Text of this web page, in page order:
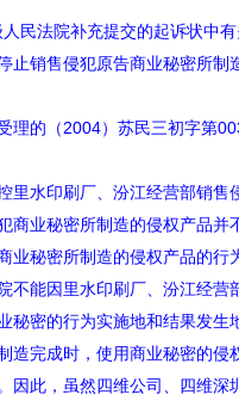
民法院补充提交的起诉状中
销售侵犯原告商业秘密所制
理的（2004）苏民三初字第
水印刷厂、汾江经营部销售
商业秘密所制造的侵权产品并
业秘密所制造的侵权产品的行
不能因里水印刷厂、汾江经营
密的行为实施地和结果发生
完成时，使用商业秘密的侵
因此，虽然四维公司、四维深